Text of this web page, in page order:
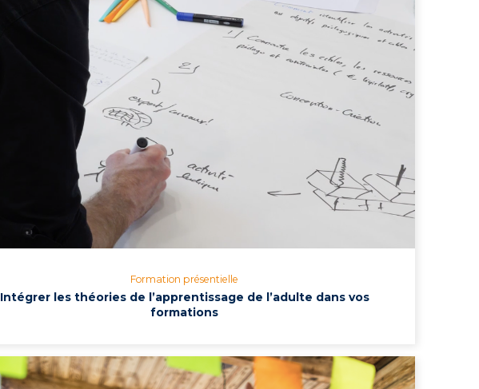
Formation présentielle
Intégrer les théories de l’apprentissage de l’adulte dans vos
formations